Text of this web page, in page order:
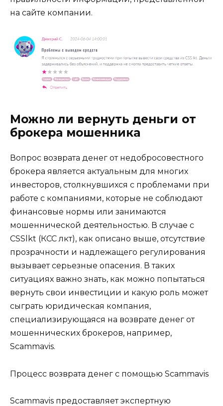
на сайте компании.
Можно ли вернуть деньги от
брокера мошенника
Вопрос возврата денег от недобросовестного
брокера является актуальным для многих
инвесторов, столкнувшихся с проблемами при
работе с компаниями, которые не соблюдают
финансовые нормы или занимаются
мошеннической деятельностью. В случае с
CSSlkt (КСС лкт), как описано выше, отсутствие
прозрачности и надлежащего регулирования
вызывает серьезные опасения. В таких
ситуациях важно знать, как можно попытаться
вернуть свои инвестиции и какую роль может
сыграть юридическая компания,
специализирующаяся на возврате денег от
мошеннических брокеров, например,
Scammavis.
Процесс возврата денег с помощью Scammavis
Scammavis предоставляет экспертную